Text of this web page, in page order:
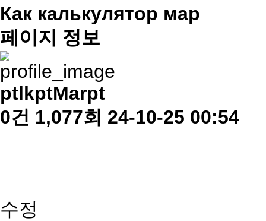
Как калькулятор мар
페이지 정보
ptlkptMarpt
0건 1,077회 24-10-25 00:54
수정